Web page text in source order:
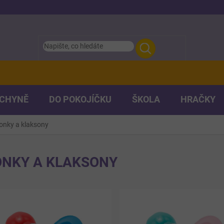
DO POKOJÍČKU ŠKOLA HRAČKY
a klaksony
A KLAKSONY